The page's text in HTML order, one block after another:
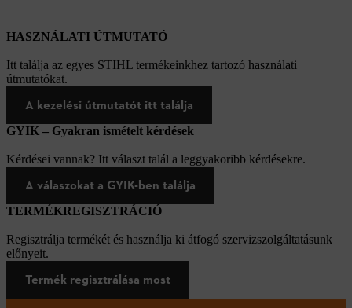
HASZNÁLATI ÚTMUTATÓ
Itt találja az egyes STIHL termékeinkhez tartozó használati
útmutatókat.
A kezelési útmutatót itt találja
GYIK – Gyakran ismételt kérdések
Kérdései vannak? Itt választ talál a leggyakoribb kérdésekre.
A válaszokat a GYIK-ben találja
TERMÉKREGISZTRÁCIÓ
Regisztrálja termékét és használja ki átfogó szervizszolgáltatásunk
előnyeit.
Termék regisztrálása most